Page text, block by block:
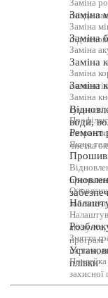
Заміна
гнізда
Заміна
Заміна
Заміна
Заміна
Заміна
Заміна
Заміна
Заміна
води,
чистка
Ремонт
Якщо
програм
Зняття
пароля,
плівки
Поклейка
захисної